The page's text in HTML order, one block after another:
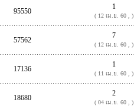
95550
1
( 12 เม.ย. 60 , )
57562
7
( 12 เม.ย. 60 , )
17136
1
( 11 เม.ย. 60 , )
18680
2
( 04 เม.ย. 60 , )